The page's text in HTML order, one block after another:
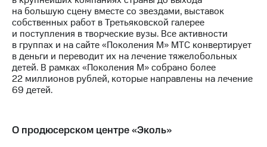
на большую сцену вместе со звездами, выставок
собственных работ в Третьяковской галерее
и поступления в творческие вузы. Все активности
в группах и на сайте «Поколения М» МТС конвертирует
в деньги и переводит их на лечение тяжелобольных
детей. В рамках «Поколения М» собрано более
22 миллионов рублей, которые направлены на лечение
69 детей.
О продюсерском центре «Эколь»